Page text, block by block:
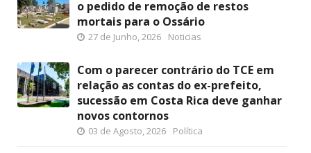
o pedido de remoção de restos
mortais para o Ossário
27 de Junho, 2026 Noticias
Com o parecer contrário do TCE em
relação as contas do ex-prefeito,
sucessão em Costa Rica deve ganhar
novos contornos
03 de Agosto, 2026 Política